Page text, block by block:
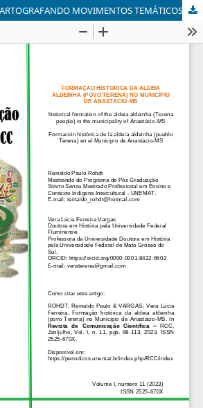
v. 11 n. 01 (2023): CARTOGRAFANDO MOVIMENTOS TEMÁTICOS POR UMA EDUCAÇÃO DECOLONIAL